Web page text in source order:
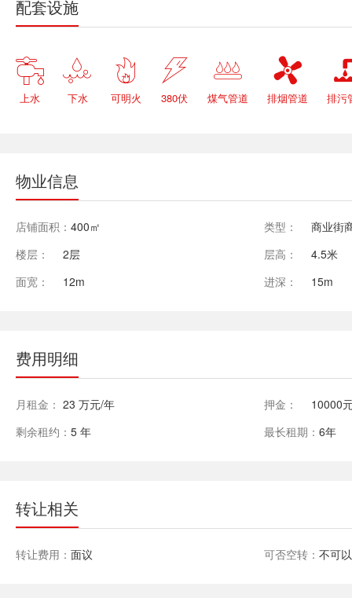
配套设施

上水

下水

可明火

380伏

煤气管道

排烟管道 排污
物业信息
店铺面积： 400㎡ 类型：
商业街
楼层：
2层 层高：
4.5米
面宽：
12m 进深： 15m
费用明细
月租金： 23 万元/年 押金：
10000
剩余租约： 5 年 最长租期：6年
转让相关
转让费用： 面议 可否空转：不可以